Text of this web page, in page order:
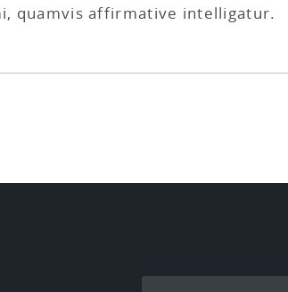
quamvis affirmative intelligatur.